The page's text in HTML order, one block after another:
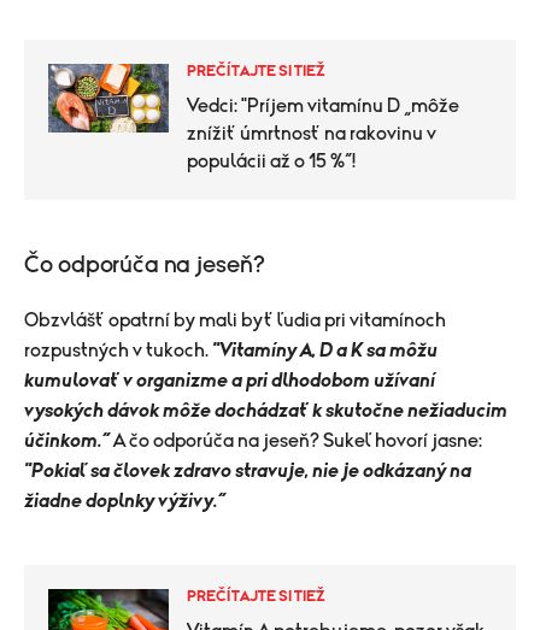
PREČÍTAJTE SI TIEŽ
Vedci: "Príjem vitamínu D „môže
znížiť úmrtnosť na rakovinu v
populácii až o 15 %“!
Čo odporúča na jeseň?
Obzvlášť opatrní by mali byť ľudia pri vitamínoch
rozpustných v tukoch. "Vitamíny A, D a K sa môžu
kumulovať v organizme a pri dlhodobom užívaní
vysokých dávok môže dochádzať k skutočne nežiaducim
účinkom.“A čo odporúča na jeseň? Sukeľ hovorí jasne:
"Pokiaľ sa človek zdravo stravuje, nie je odkázaný na
žiadne doplnky výživy.“
PREČÍTAJTE SI TIEŽ